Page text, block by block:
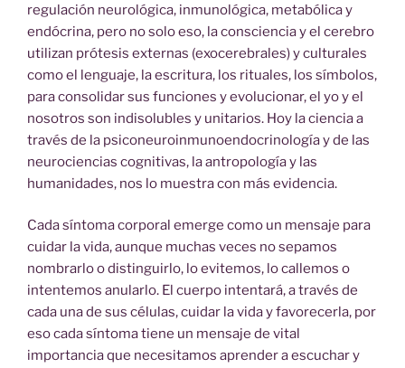
regulación neurológica, inmunológica, metabólica y
endócrina, pero no solo eso, la consciencia y el cerebro
utilizan prótesis externas (exocerebrales) y culturales
como el lenguaje, la escritura, los rituales, los símbolos,
para consolidar sus funciones y evolucionar, el yo y el
nosotros son indisolubles y unitarios. Hoy la ciencia a
través de la psiconeuroinmunoendocrinología y de las
neurociencias cognitivas, la antropología y las
humanidades, nos lo muestra con más evidencia.
Cada síntoma corporal emerge como un mensaje para
cuidar la vida, aunque muchas veces no sepamos
nombrarlo o distinguirlo, lo evitemos, lo callemos o
intentemos anularlo. El cuerpo intentará, a través de
cada una de sus células, cuidar la vida y favorecerla, por
eso cada síntoma tiene un mensaje de vital
importancia que necesitamos aprender a escuchar y